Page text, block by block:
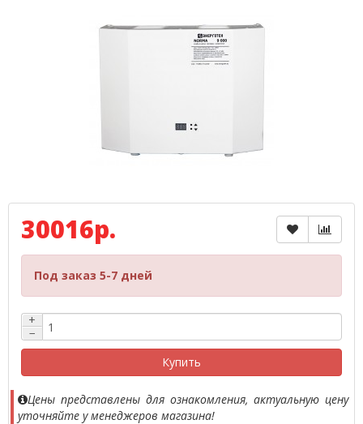
30016р.
Под заказ 5-7 дней
+
−
Купить
Цены представлены для ознакомления, актуальную цену
уточняйте у менеджеров магазина!